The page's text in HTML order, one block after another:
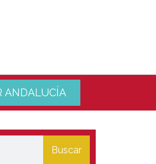
ANDALUCÍA
Buscar